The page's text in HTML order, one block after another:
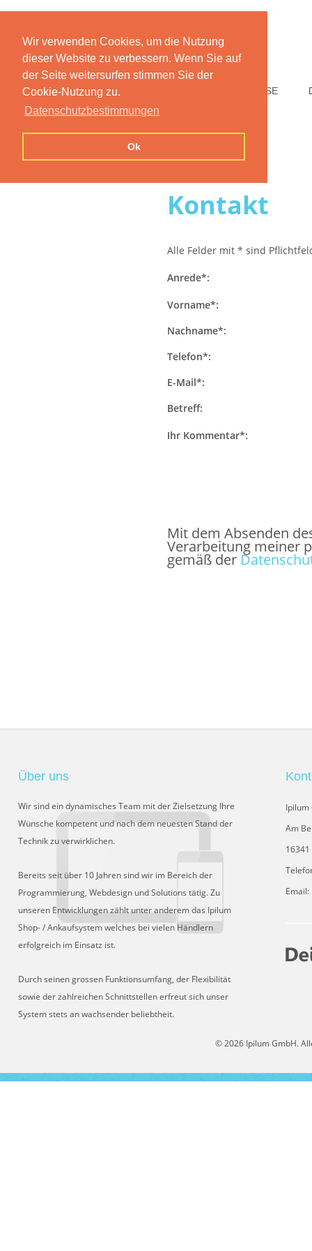
Wir verwenden Cookies, um die Nutzung
dieser Website zu verbessern. Wenn Sie auf
der Seite weitersurfen stimmen Sie der
Cookie-Nutzung zu.
Datenschutzbestimmungen
Ok
HOME PREISE
Kontakt
Alle Felder mit * sind
Anrede*:
Vorname*:
Nachname*:
Telefon*:
E-Mail*:
Betreff:
Ihr Kommentar*:
Mit dem Absenden
Verarbeitung meiner
gemäß der
Über uns
Wir sind ein dynamisches Team mit der Zielsetzung Ihre
Wünsche kompetent und nach dem neuesten Stand der
Technik zu verwirklichen.
Bereits seit über 10 Jahren sind wir im Bereich der
Programmierung, Webdesign und Solutions tätig. Zu
unseren Entwicklungen zählt unter anderem das Ipilum
Shop- / Ankaufsystem welches bei vielen Händlern
erfolgreich im Einsatz ist.
Durch seinen grossen Funktionsumfang, der Flexibilität
sowie der zahlreichen Schnittstellen erfreut sich unser
System stets an wachsender beliebtheit.
Ipilum
Am
© 2026 Ipilum GmbH.